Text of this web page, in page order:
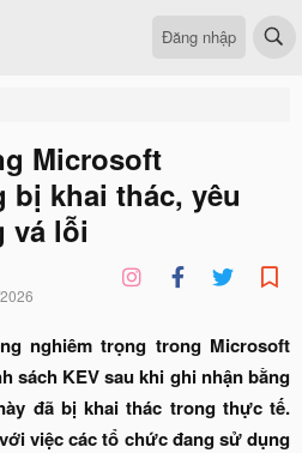
Đăng nhập
Microsoft
bị khai thác, yêu
vá lỗi
nghiêm trọng trong Microsoft
sách KEV sau khi ghi nhận bằng
đã bị khai thác trong thực tế.
việc các tổ chức đang sử dụng